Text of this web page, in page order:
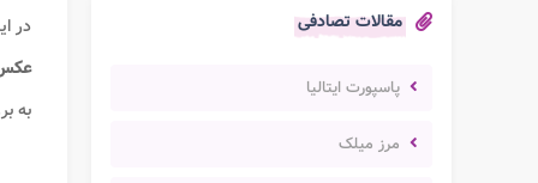
مقالات تصادفی
پاسپورت ایتالیا
مرز میلک
در
به